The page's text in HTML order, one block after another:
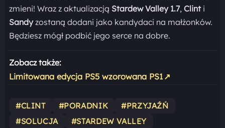
zmieni! Wraz z aktualizacją Stardew Valley 1.7, Clinti
Sandyzostaną dodani jako kandydaci na małżonków.
Będziesz mógł podbić jego serce na dobre.
Zobacz także:
Limitowana edycja PS5 wzorowana PS1 ↗
#CLINT #PORADNIK
#PRZYJAŹŃ
#SOLUCJA
#STARDEW VALLEY